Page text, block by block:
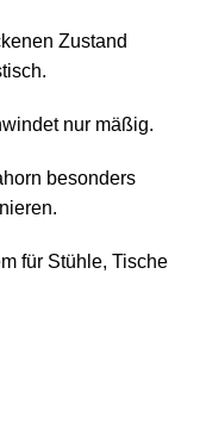
Zustand
nur mäßig.
besonders
für Stühle, Tische